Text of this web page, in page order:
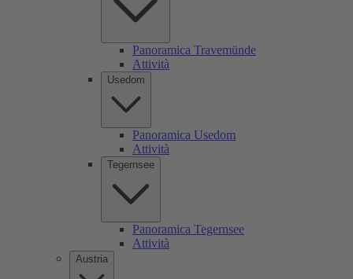
Panoramica Travemünde
Attività
Usedom
Panoramica Usedom
Attività
Tegernsee
Panoramica Tegernsee
Attività
Austria